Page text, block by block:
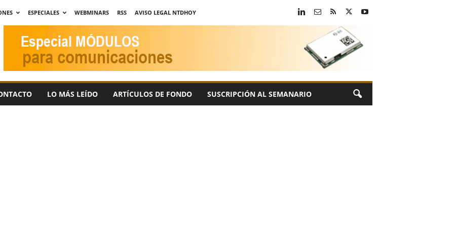
ESPECIALES WEBMINARS RSS
AVISO LEGAL NTDHOY
LO MÁS LEÍDO ARTÍCULOS DE FONDO SUSCRIPCIÓN AL SEMANARIO